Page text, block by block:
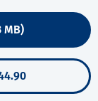
MB)